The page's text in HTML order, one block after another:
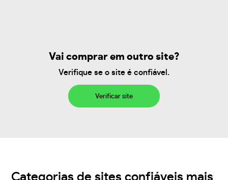
Vai comprar em outro site?
Verifique se o site é confiável.
Verificar site
Categorias de sites confiáveis mais